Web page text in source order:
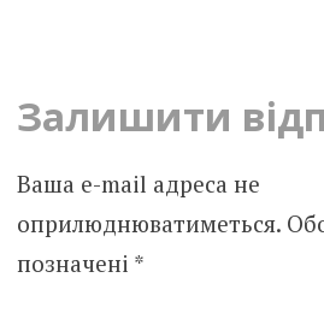
Залишити
Ваша e-mail адреса не
оприлюднюватиметься.
позначені *